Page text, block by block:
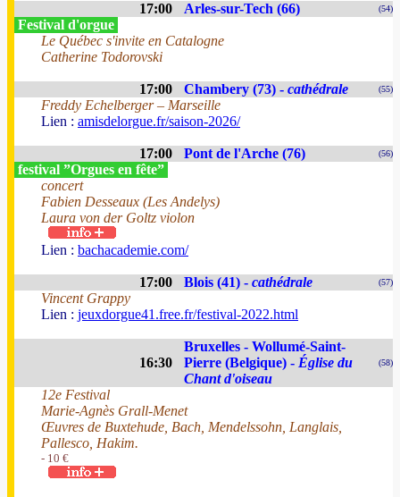
17:00 Arles-sur-Tech (66) (54)
Festival d'orgue
Le Québec s'invite en Catalogne
Catherine Todorovski
17:00 Chambery (73) - cathédrale (55)
Freddy Echelberger – Marseille
Lien : amisdelorgue.fr/saison-2026/
17:00 Pont de l'Arche (76) (56)
festival ”Orgues en fête”
concert
Fabien Desseaux (Les Andelys)
Laura von der Goltz violon
Lien : bachacademie.com/
17:00 Blois (41) - cathédrale (57)
Vincent Grappy
Lien : jeuxdorgue41.free.fr/festival-2022.html
16:30
Bruxelles - Wollumé-Saint-
Pierre (Belgique) - Église du
Chant d'oiseau
(58)
12e Festival
Marie-Agnès Grall-Menet
Œuvres de Buxtehude, Bach, Mendelssohn, Langlais,
Pallesco, Hakim.
- 10 €